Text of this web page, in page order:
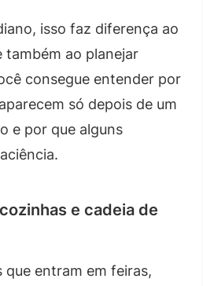
isso faz diferença ao
também ao planejar
consegue entender por
só depois de um
e por que alguns
e cadeia de
entram em feiras,